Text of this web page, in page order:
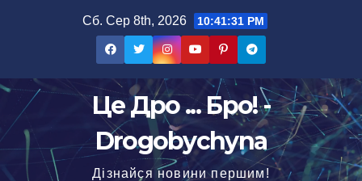
Сб. Сер 8th, 2026 10:41:32 PM
Це Дро ... Бро! -
Drogobychyna
Дізнайся новини першим!